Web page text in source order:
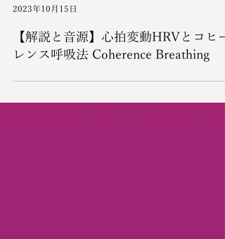
大槻麻衣子院長
2023年10月15日
レンス呼吸法 Coherence Breathing